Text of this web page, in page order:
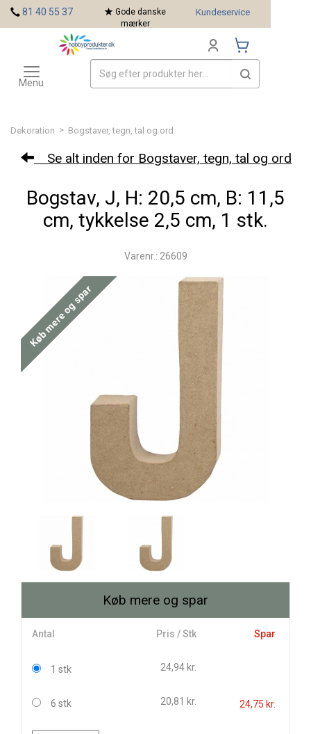
Dekoration > Bogstaver, tegn, tal og ord
Se alt inden for Bogstaver, tegn, tal og ord
Bogstav, J, H: 20,5 cm, B: 11,5
cm, tykkelse 2,5 cm, 1 stk.
Varenr.: 26609
Køb mere og spar
Køb mere og spar
Antal Pris / Stk Spar
1 stk 24,94 kr.
6 stk 20,81 kr. 24,75 kr.
81 40 55 37
Gode danske
mærker
Kundeservice
Toggle
navigation
Menu
Mærker